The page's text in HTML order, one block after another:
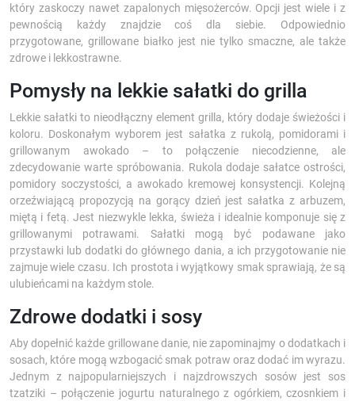
który zaskoczy nawet zapalonych mięsożerców. Opcji jest wiele i z
pewnością każdy znajdzie coś dla siebie. Odpowiednio
przygotowane, grillowane białko jest nie tylko smaczne, ale także
zdrowe i lekkostrawne.
Pomysły na lekkie sałatki do grilla
Lekkie sałatki to nieodłączny element grilla, który dodaje świeżości i
koloru. Doskonałym wyborem jest sałatka z rukolą, pomidorami i
grillowanym awokado – to połączenie niecodzienne, ale
zdecydowanie warte spróbowania. Rukola dodaje sałatce ostrości,
pomidory soczystości, a awokado kremowej konsystencji. Kolejną
orzeźwiającą propozycją na gorący dzień jest sałatka z arbuzem,
miętą i fetą. Jest niezwykle lekka, świeża i idealnie komponuje się z
grillowanymi potrawami. Sałatki mogą być podawane jako
przystawki lub dodatki do głównego dania, a ich przygotowanie nie
zajmuje wiele czasu. Ich prostota i wyjątkowy smak sprawiają, że są
ulubieńcami na każdym stole.
Zdrowe dodatki i sosy
Aby dopełnić każde grillowane danie, nie zapominajmy o dodatkach i
sosach, które mogą wzbogacić smak potraw oraz dodać im wyrazu.
Jednym z najpopularniejszych i najzdrowszych sosów jest sos
tzatziki – połączenie jogurtu naturalnego z ogórkiem, czosnkiem i